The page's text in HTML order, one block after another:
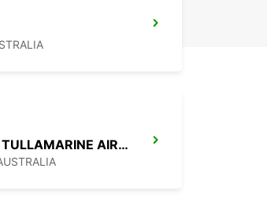
MELBOURNE TULLAMARINE AIRPORT